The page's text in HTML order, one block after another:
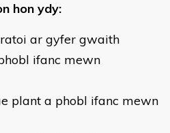
hon ydy:
ar gyfer gwaith
ifanc mewn
plant a phobl ifanc mewn